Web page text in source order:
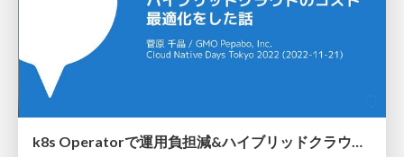
k8s Operatorで運用負担減&ハイブリッドクラウドのコスト最適化をした話